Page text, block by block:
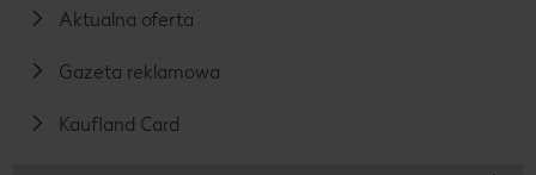
Aktualna oferta
Gazeta reklamowa
Kaufland Card